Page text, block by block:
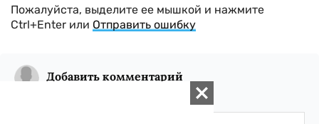
Пожалуйста, выделите ее мышкой и нажмите
Ctrl+Enter или Отправить ошибку
Добавить комментарий